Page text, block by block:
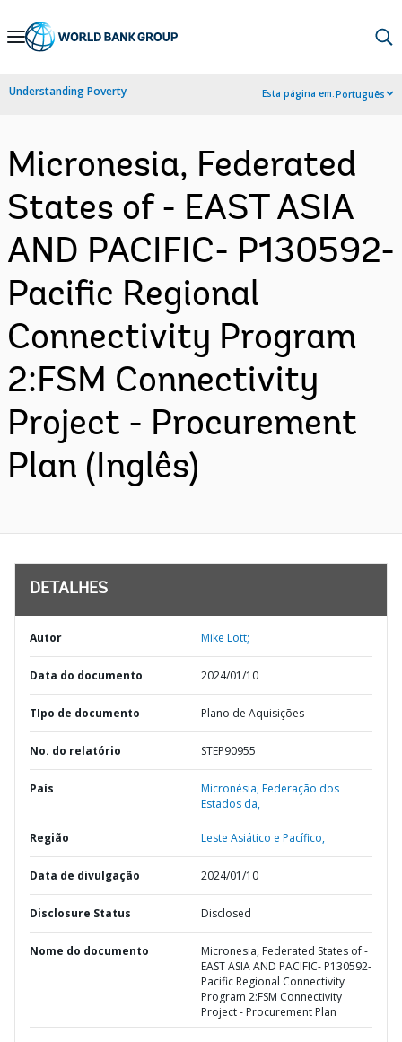
Skip
Navigation
Understanding Poverty Esta página em:Português
Micronesia, Federated
States of - EAST ASIA
AND PACIFIC- P130592-
Pacific Regional
Connectivity Program
2:FSM Connectivity
Project - Procurement
Plan (Inglês)
DETALHES
Autor Mike Lott;
Data do documento 2024/01/10
TIpo de documento Plano de Aquisições
No. do relatório STEP90955
País Micronésia,Federação dos
Estados da,
Região Leste Asiático e Pacífico,
Data de divulgação 2024/01/10
Disclosure Status Disclosed
Nome do documento
Micronesia, Federated States of -
EAST ASIA AND PACIFIC- P130592-
Pacific Regional Connectivity
Program 2:FSM Connectivity
Project - Procurement Plan